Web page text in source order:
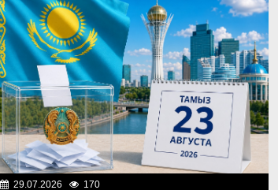
29.07.2026 170